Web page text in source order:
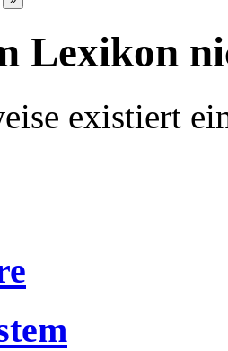
Lexikon
existiert